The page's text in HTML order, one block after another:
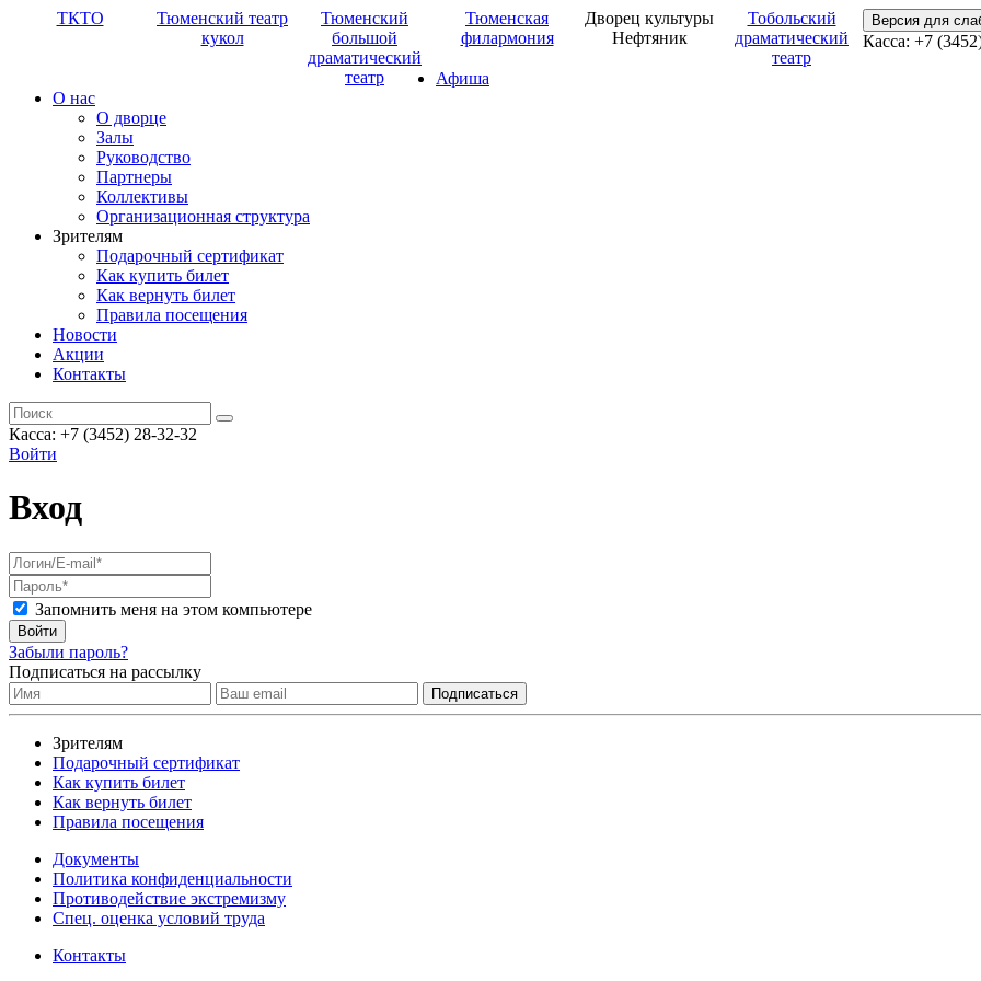
ТКТО
Тюменский театр
кукол
Тюменский
большой
драматический
театр
Тюменская
филармония
Дворец культуры
Нефтяник
Тобольский
драматический
театр
Версия для
Касса: +7
Афиша
О нас
О дворце
Залы
Руководство
Партнеры
Коллективы
Организационная структура
Зрителям
Подарочный сертификат
Как купить билет
Как вернуть билет
Правила посещения
Новости
Акции
Контакты
Касса: +7 (3452) 28-32-32
Войти
Вход
Запомнить меня на этом компьютере
Войти
Забыли пароль?
Подписаться на рассылку
Зрителям
Подарочный сертификат
Как купить билет
Как вернуть билет
Правила посещения
Документы
Политика конфиденциальности
Противодействие экстремизму
Спец. оценка условий труда
Контакты